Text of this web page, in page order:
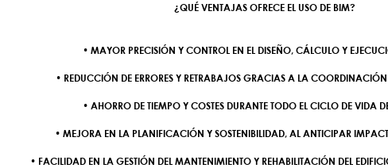
¿QUÉ VENTAJAS OFRECE EL USO DE BIM?
• MAYOR PRECISIÓN Y CONTROL EN EL DISEÑO, CÁLCULO Y
• REDUCCIÓN DE ERRORES Y RETRABAJOS GRACIAS A LA COORDINACIÓN
• AHORRO DE TIEMPO Y COSTES DURANTE TODO EL CICLO DE VIDA
• MEJORA EN LA PLANIFICACIÓN Y SOSTENIBILIDAD, AL ANTICIPAR
• FACILIDAD EN LA GESTIÓN DEL MANTENIMIENTO Y REHABILITACIÓN DEL